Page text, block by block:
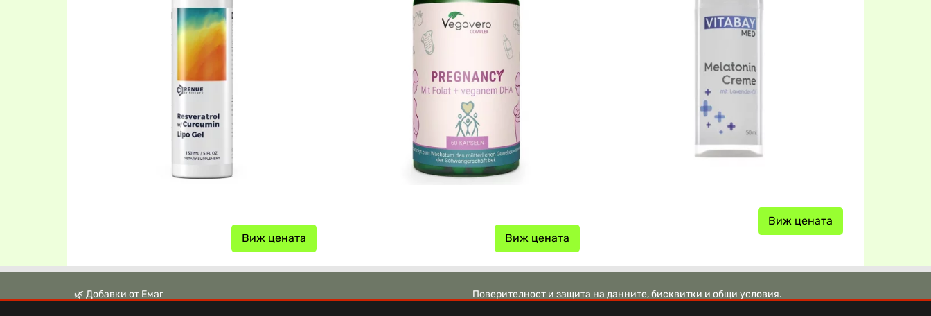
Виж цената Виж цената
Виж цената
🌿 Добавки от Емаг
Поверителност и защита на данните, бисквитки и общи условия.